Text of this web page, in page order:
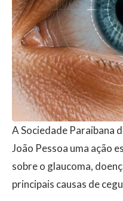
A Sociedade Paraibana
João Pessoa uma ação
sobre o glaucoma,
principais causas de